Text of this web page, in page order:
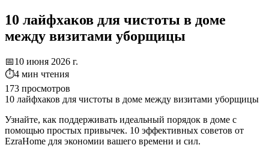
10 лайфхаков для чистоты в доме
между визитами уборщицы
📅10 июня 2026 г.
⏱4 мин чтения
173 просмотров
10 лайфхаков для чистоты в доме между визитами уборщицы
Узнайте, как поддерживать идеальный порядок в доме с
помощью простых привычек. 10 эффективных советов от
EzraHome для экономии вашего времени и сил.